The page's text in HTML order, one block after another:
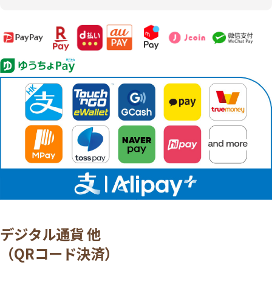
デジタル通貨 他
（QRコード決済）